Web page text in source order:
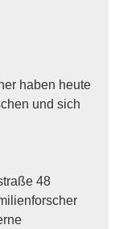
haben heute
und sich
48